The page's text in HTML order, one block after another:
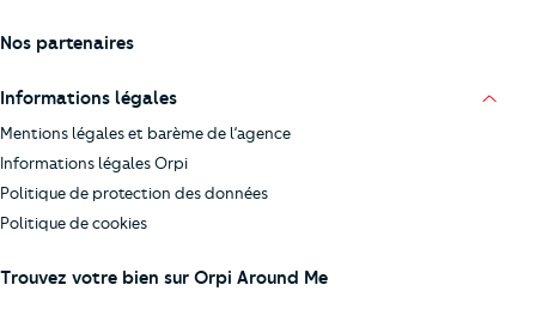
Nos partenaires
Informations légales
Mentions légales et barème de l’agence
Informations légales Orpi
Politique de protection des données
Politique de cookies
Trouvez votre bien sur Orpi Around Me